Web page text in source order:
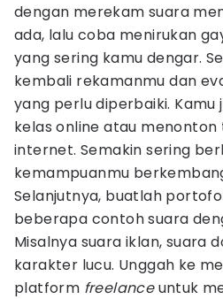
dengan merekam suara
ada, lalu coba menirukan
yang sering kamu dengar.
kembali rekamanmu dan
yang perlu diperbaiki. Kamu
kelas online atau
internet. Semakin sering
kemampuanmu
Selanjutnya, buatlah
beberapa contoh suara
Misalnya suara iklan, suara
karakter lucu. Unggah ke
platform freelanceuntuk